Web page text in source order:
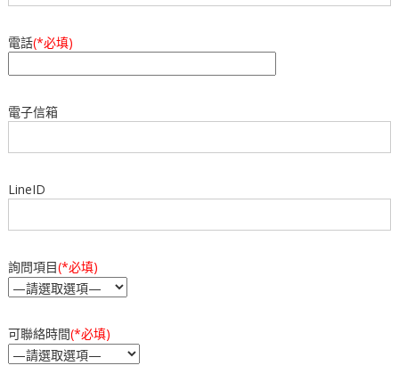
電話(*必填)
電子信箱
LineID
詢問項目(*必填)
可聯絡時間(*必填)